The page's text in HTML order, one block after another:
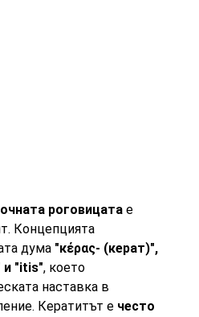
роговицатае
Концепцията
дума "κέρας- (керат)",
и "itis", което
наставка в
Кератитът е често